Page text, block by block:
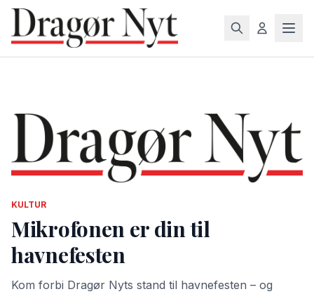
KULTUR
Mikrofonen er din til
havnefesten
Kom forbi Dragør Nyts stand til havnefesten – og